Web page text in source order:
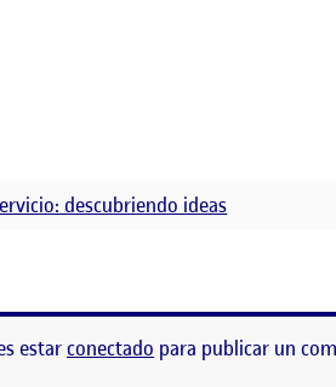
descubriendo ideas
estarconectado para publicar un